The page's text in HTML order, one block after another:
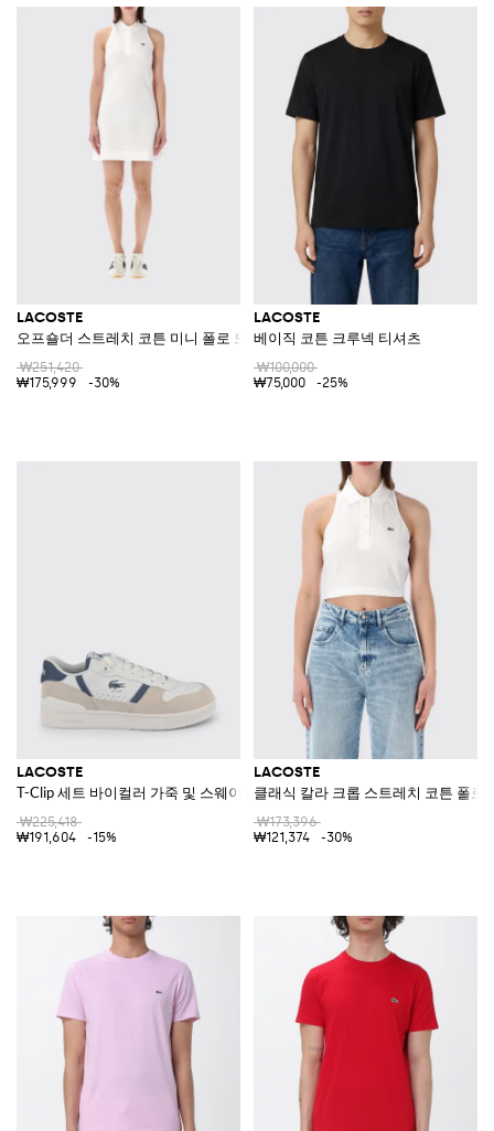
LACOSTE
오프숄더 스트레치 코튼 미니 폴로 드레스
₩251,420
₩175,999
-30%
LACOSTE
베이직 코튼 크루넥 티셔츠
₩100,000
₩75,000
-25%
LACOSTE
T-Clip 세트 바이컬러 가죽 및 스웨이드 로고 스니커즈
₩225,418
₩191,604
-15%
LACOSTE
클래식 칼라 크롭 스트레치 코튼 폴로
₩173,396
₩121,374
-30%